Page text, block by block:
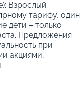
Взрослый
тарифу, один
дети – только
Предложения
при
акциями,